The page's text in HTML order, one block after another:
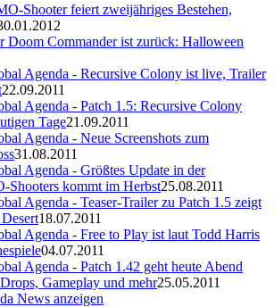
Shooter feiert zweijähriges Bestehen,
Doom Commander ist zurück: Halloween
Agenda - Recursive Colony ist live, Trailer
22.09.2011
Agenda - Patch 1.5: Recursive Colony
Tage21.09.2011
Agenda - Neue Screenshots zum
31.08.2011
Agenda - Größtes Update in der
Shooters kommt im Herbst25.08.2011
Agenda - Teaser-Trailer zu Patch 1.5 zeigt
18.07.2011
Agenda - Free to Play ist laut Todd Harris
04.07.2011
Agenda - Patch 1.42 geht heute Abend
Gameplay und mehr25.05.2011
News anzeigen